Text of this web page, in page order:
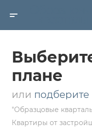
плане
или
"Образцовые
Квартиры от